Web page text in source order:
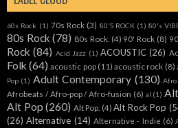
60s Rock (1) 70s Rock (3) 80'S ROCK (1) 80's
80s Rock (78) 80s Rock. (4) 90' Rock (8)
Rock (84) Acid Jazz (1) ACOUSTIC (26)
Folk (64) acoustic pop (11) acoustic rock (8)
Pop (1) Adult Contemporary (130) Afro
Afrobeats / Afro-pop / Afro-fusion (6) al (1)
Alt Pop (260) Alt Pop. (4) Alt Rock Pop
(26) Alternative (14) Alternative - Indie (6)